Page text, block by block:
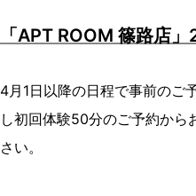
「APT ROOM 篠路店
4月1日以降の日程で事前のご
し初回体験50分のご予約から
さい。